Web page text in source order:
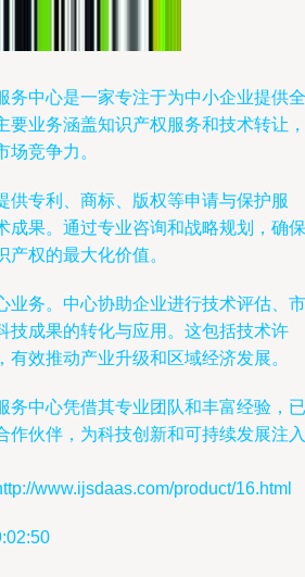
务中心是一家专注于为中小企业提供全
要业务涵盖知识产权服务和技术转让，
竞争力。
供专利、商标、版权等申请与保护服
成果。通过专业咨询和战略规划，确保
权的最大化价值。
业务。中心协助企业进行技术评估、市
技成果的转化与应用。这包括技术许
效推动产业升级和区域经济发展。
务中心凭借其专业团队和丰富经验，已
作伙伴，为科技创新和可持续发展注入
www.ijsdaas.com/product/16.html